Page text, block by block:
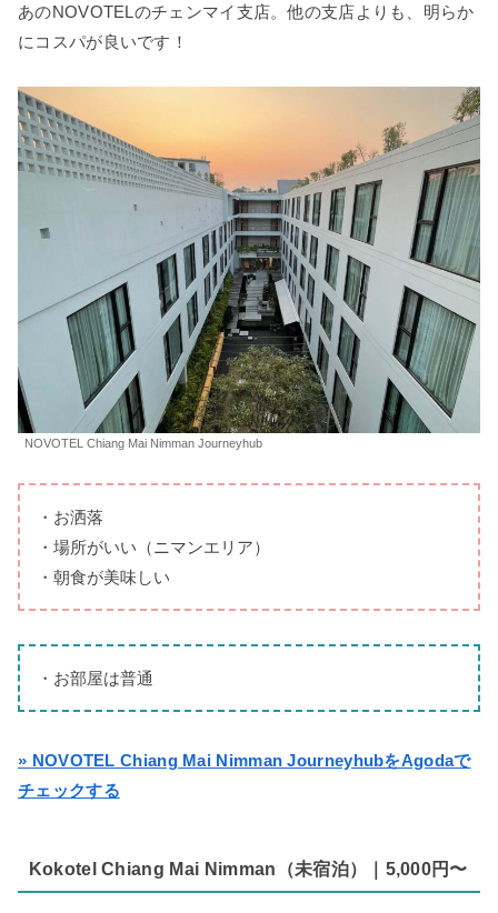
あのNOVOTELのチェンマイ支店。他の支店よりも、明らか
にコスパが良いです！
NOVOTEL Chiang Mai Nimman Journeyhub
・お洒落
・場所がいい（ニマンエリア）
・朝食が美味しい
・お部屋は普通
» NOVOTEL Chiang Mai Nimman JourneyhubをAgodaで
チェックする
Kokotel Chiang Mai Nimman（未宿泊）｜5,000円〜